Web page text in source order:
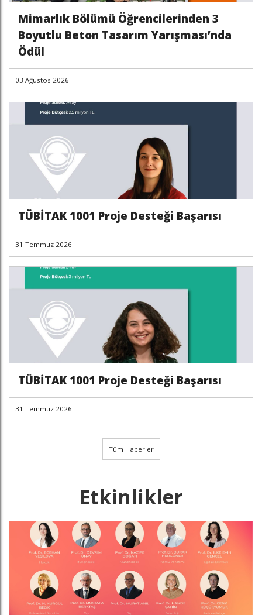
Mimarlık Bölümü Öğrencilerinden 3
Boyutlu Beton Tasarım Yarışması’nda
Ödül
03 Ağustos 2026
TÜBİTAK 1001 Proje Desteği Başarısı
31 Temmuz 2026
TÜBİTAK 1001 Proje Desteği Başarısı
31 Temmuz 2026
Tüm Haberler
Etkinlikler